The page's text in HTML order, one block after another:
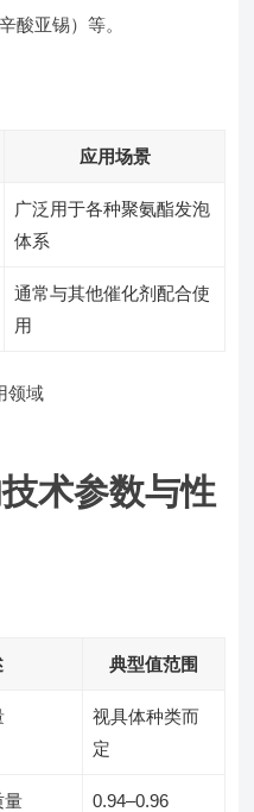
酸亚锡）等。
应用场景
广泛用于各种聚氨酯发泡
体系
通常与其他催化剂配合使
用
领域
术参数与性
典型值范围
视具体种类而
定
量 0.94–0.96